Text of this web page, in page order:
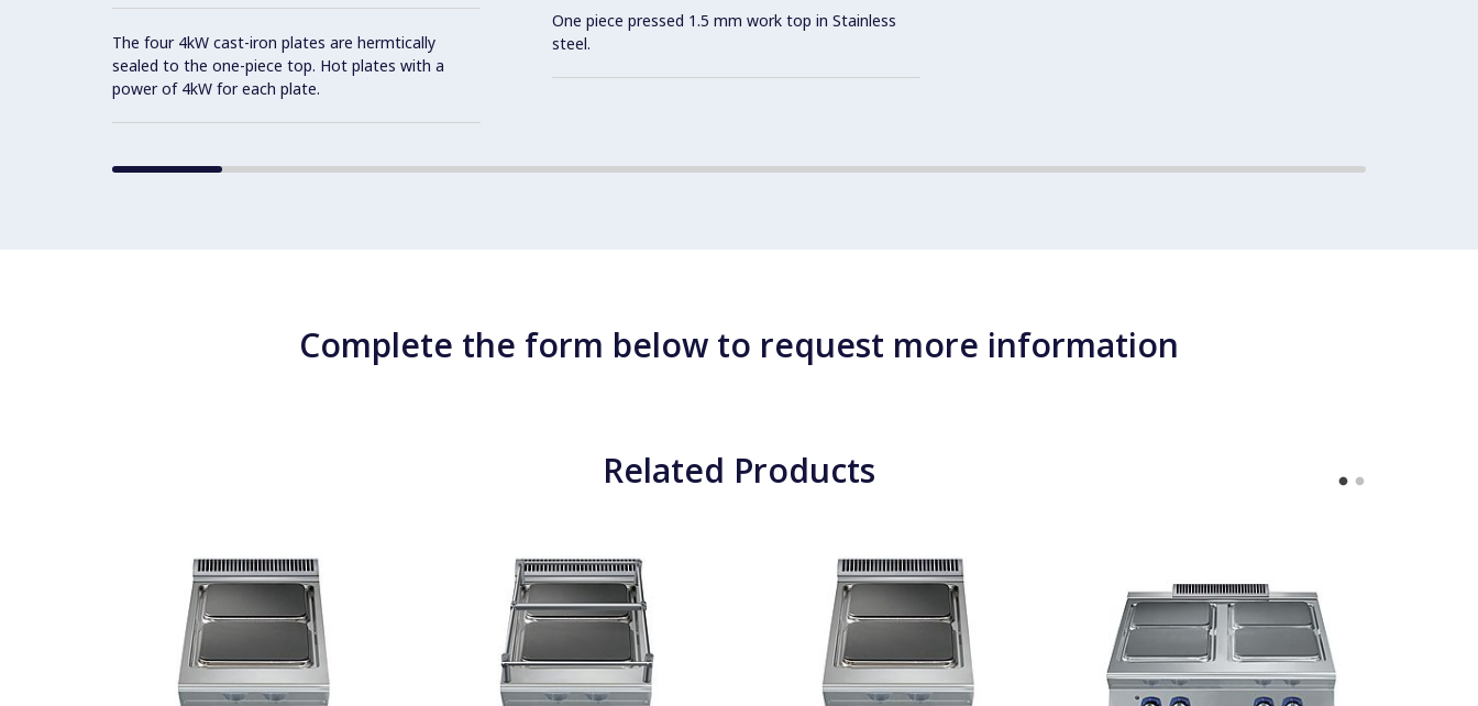
The four 4kW cast-iron plates are hermtically
sealed to the one-piece top. Hot plates with a
power of 4kW for each plate.
One piece pressed 1.5 mm work top in Stainless
steel.
Complete the form below to request more information
Related Products